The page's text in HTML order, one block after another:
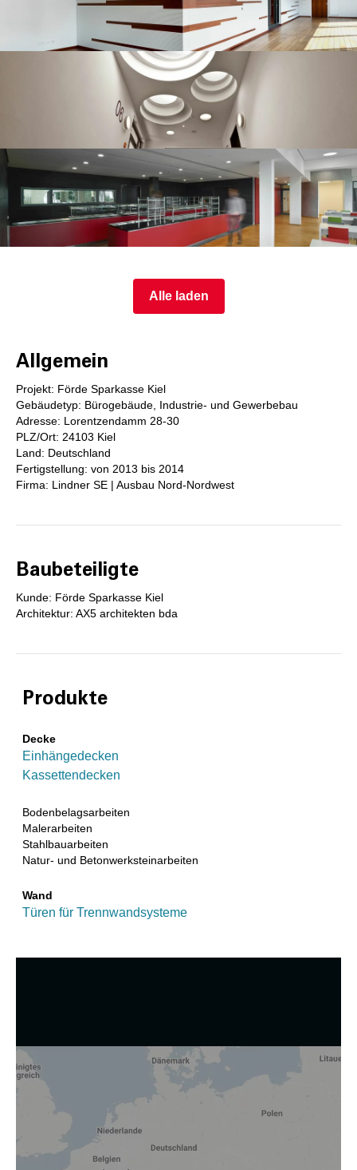
Alle laden
Allgemein
Projekt: Förde Sparkasse Kiel
Gebäudetyp: Bürogebäude, Industrie- und Gewerbebau
Adresse: Lorentzendamm 28-30
PLZ/Ort: 24103 Kiel
Land: Deutschland
Fertigstellung: von 2013 bis 2014
Firma: Lindner SE | Ausbau Nord-Nordwest
Baubeteiligte
Kunde: Förde Sparkasse Kiel
Architektur: AX5 architekten bda
Produkte
Decke
Einhängedecken
Kassettendecken
Bodenbelagsarbeiten
Malerarbeiten
Stahlbauarbeiten
Natur- und Betonwerksteinarbeiten
Wand
Türen für Trennwandsysteme
Wir nutzen Cookies und andere Technologien.
Diese Website nutzt Cookies und vergleichbare Funktionen
zur Verarbeitung von Endgeräteinformationen und
Einbindung von Inhalten, externen Diensten und Elementen
Dritter, der statistischen Analyse/Messung, der